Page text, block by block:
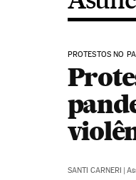
PROTESTOS NO
SANTI CARNERI |